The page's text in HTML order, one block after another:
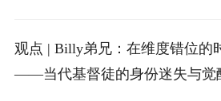
观点 | Billy弟兄：在维度错位的
——当代基督徒的身份迷失与觉